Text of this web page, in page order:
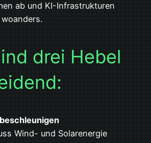
ab und KI-Infrastrukturen
drei Hebel
Wind- und Solarenergie